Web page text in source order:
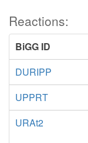
Reactions:
BiGG ID
DURIPP
UPPRT
URAt2